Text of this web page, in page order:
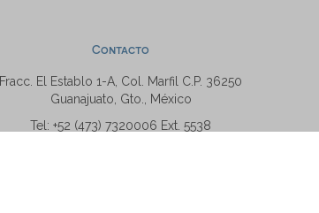
Contacto
Fracc. El Establo 1-A, Col. Marfil C.P. 36250
Guanajuato, Gto., México
Tel: +52 (473) 7320006 Ext. 5538